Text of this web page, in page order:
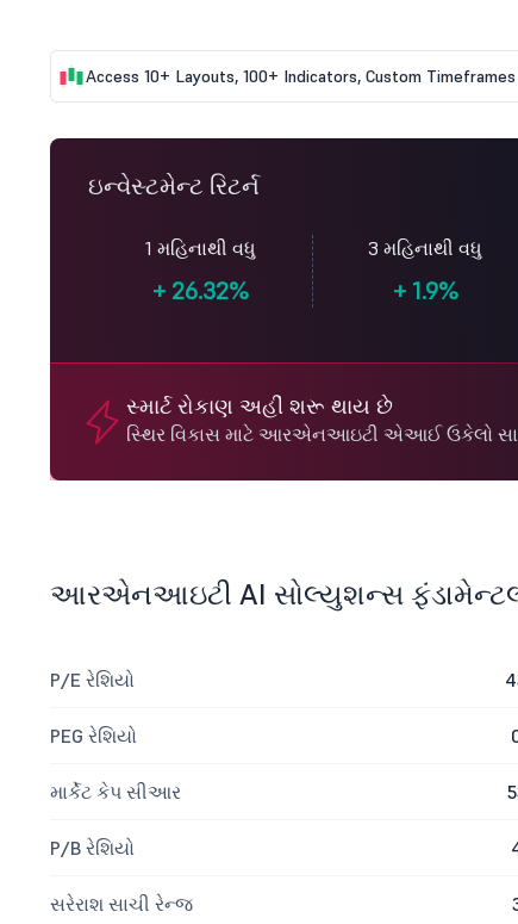
Access 10+ Layouts, 100+ Indicators, Custom
ઇન્વેસ્ટમેન્ટ રિટર્ન
1 મહિનાથી વધુ
+26.32%
3 મહિનાથી વધુ
+1.9%
સ્માર્ટ રોકાણ અહીં શરૂ થાય છે
સ્થિર વિકાસ માટે આરએનઆઇટી એઆઈ ઉકેલો
આરએનઆઇટી AI સોલ્યુશન્સ
P/E રેશિયો
PEG રેશિયો
માર્કેટ કેપ સીઆર
P/B રેશિયો
સરેરાશ સાચી રેન્જ